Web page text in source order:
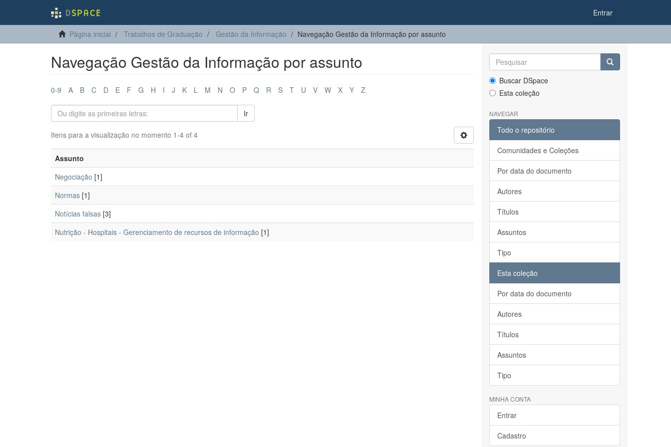
Entrar
Página inicial Trabalhos de Graduação Gestão da Informação Navegação Gestão da Informação por assunto
Navegação Gestão da Informação por assunto
0-9 A B C D E F G H I J K L M N O P Q R S T U V W X Y Z
Ir
Itens para a visualização no momento 1-4 of 4
Assunto
Negociação [1]
Normas [1]
Notícias falsas [3]
Nutrição - Hospitais - Gerenciamento de recursos de informação [1]
Buscar DSpace
Esta coleção
NAVEGAR
Todo o repositório
Comunidades e Coleções
Por data do documento
Autores
Títulos
Assuntos
Tipo
Esta coleção
Por data do documento
Autores
Títulos
Assuntos
Tipo
MINHA CONTA
Entrar
Cadastro